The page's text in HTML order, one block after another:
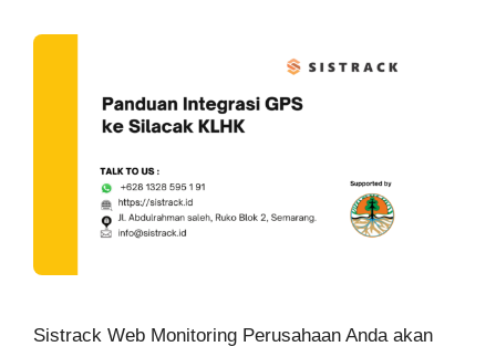
Sistrack Web Monitoring Perusahaan Anda akan